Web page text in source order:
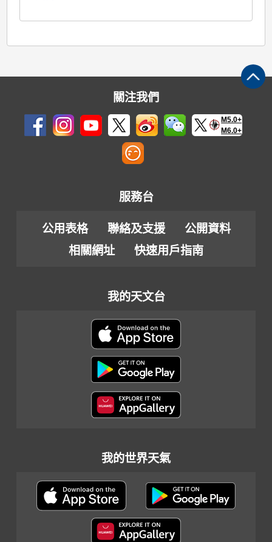
關注我們
M5.0+
M6.0+
服務台
公用表格 聯絡及支援
公開資料
相關網址
快速用戶指南
我的天文台
我的世界天氣